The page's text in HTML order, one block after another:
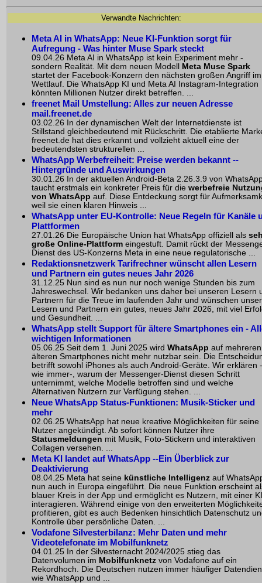
Verwandte Nachrichten:
Meta AI in WhatsApp: Neue KI-Funktion sorgt für
Aufregung - Was hinter Muse Spark steckt
09.04.26 Meta AI in WhatsApp ist kein Experiment mehr -
sondern Realität. Mit dem neuen Modell Meta Muse Spark
startet der Facebook-Konzern den nächsten großen Angriff
Wettlauf. Die WhatsApp KI und Meta AI Instagram-Integration
könnten Millionen Nutzer direkt betreffen. ...
freenet Mail Umstellung: Alles zur neuen Adresse
mail.freenet.de
03.02.26 In der dynamischen Welt der Internetdienste ist
Stillstand gleichbedeutend mit Rückschritt. Die etablierte
freenet.de hat dies erkannt und vollzieht aktuell eine der
bedeutendsten strukturellen ...
WhatsApp Werbefreiheit: Preise werden bekannt --
Hintergründe und Auswirkungen
30.01.26 In der aktuellen Android-Beta 2.26.3.9 von
taucht erstmals ein konkreter Preis für die werbefreie
von WhatsApp auf. Diese Entdeckung sorgt für
weil sie einen klaren Hinweis ...
WhatsApp unter EU-Kontrolle: Neue Regeln für Kanäle
Plattformen
27.01.26 Die Europäische Union hat WhatsApp offiziell als
große Online-Plattform eingestuft. Damit rückt der
Dienst des US-Konzerns Meta in eine neue regulatorische ...
Redaktionsnetzwerk Tarifrechner wünscht allen Lesern
und Partnern ein gutes neues Jahr 2026
31.12.25 Nun sind es nun nur noch wenige Stunden bis zum
Jahreswechsel. Wir bedanken uns daher bei unseren Lesern
Partnern für die Treue im laufenden Jahr und wünschen
Lesern und Partnern ein gutes, neues Jahr 2026, mit viel
und Gesundheit. ...
WhatsApp stellt Support für ältere Smartphones ein -
wichtigen Informationen
05.06.25 Seit dem 1. Juni 2025 wird WhatsApp auf mehreren
älteren Smartphones nicht mehr nutzbar sein. Die
betrifft sowohl iPhones als auch Android-Geräte. Wir erklären -
wie immer-, warum der Messenger-Dienst diesen Schritt
unternimmt, welche Modelle betroffen sind und welche
Alternativen Nutzern zur Verfügung stehen. ...
Neue WhatsApp Status-Funktionen: Musik-Sticker und
mehr
02.06.25 WhatsApp hat neue kreative Möglichkeiten für seine
Nutzer angekündigt. Ab sofort können Nutzer ihre
Statusmeldungen mit Musik, Foto-Stickern und interaktiven
Collagen versehen. ...
Meta KI landet auf WhatsApp --Ein Überblick zur
Deaktivierung
08.04.25 Meta hat seine künstliche Intelligenz auf
nun auch in Europa eingeführt. Die neue Funktion erscheint
blauer Kreis in der App und ermöglicht es Nutzern, mit einer
interagieren. Während einige von den erweiterten
profitieren, gibt es auch Bedenken hinsichtlich Datenschutz
Kontrolle über persönliche Daten. ...
Vodafone Silvesterbilanz: Mehr Daten und mehr
Videotelefonate im Mobilfunknetz
04.01.25 In der Silvesternacht 2024/2025 stieg das
Datenvolumen im Mobilfunknetz von Vodafone auf ein
Rekordhoch. Die Deutschen nutzen immer häufiger
wie WhatsApp und ...